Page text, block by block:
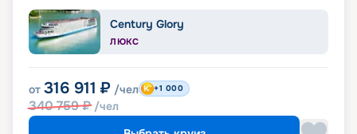
Century Glory
ЛЮКС
от 316 911 ₽ /чел
340 759₽ /чел
+1 000